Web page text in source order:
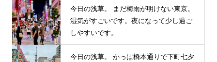
今日の浅草。 まだ梅雨が明けない東京。
湿気がすごいです。夜になって少し過ご
しやすいです。
今日の浅草。 かっぱ橋本通りで下町七夕